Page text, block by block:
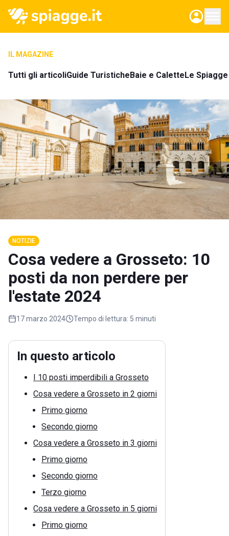
IL MAGAZINE
Tutti gli articoliGuide TuristicheBaie e CaletteLe
NOTIZIE
Cosa vedere a Grosseto: 10
posti da non perdere per
l'estate 2024
17 marzo 2024 Tempo di lettura: 5 minuti
In questo articolo
I 10 posti imperdibili a Grosseto
Cosa vedere a Grosseto in 2 giorni
Primo giorno
Secondo giorno
Cosa vedere a Grosseto in 3 giorni
Primo giorno
Secondo giorno
Terzo giorno
Cosa vedere a Grosseto in 5 giorni
Primo giorno